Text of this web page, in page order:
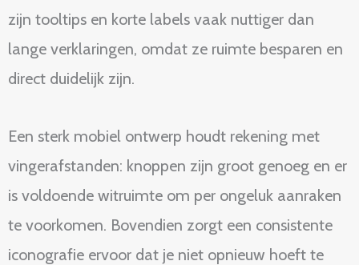
zijn tooltips en korte labels vaak nuttiger dan
lange verklaringen, omdat ze ruimte besparen en
direct duidelijk zijn.
Een sterk mobiel ontwerp houdt rekening met
vingerafstanden: knoppen zijn groot genoeg en er
is voldoende witruimte om per ongeluk aanraken
te voorkomen. Bovendien zorgt een consistente
iconografie ervoor dat je niet opnieuw hoeft te